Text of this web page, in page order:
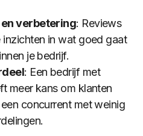
verbetering: Reviews
in wat goed gaat
je bedrijf.
: Een bedrijf met
meer kans om klanten
concurrent met weinig